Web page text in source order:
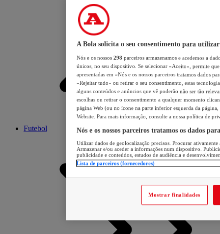
Futebol
A Bola solicita o seu consentimento para utilizar
Nós e os nossos 298 parceiros armazenamos e acedemos a
únicos, no seu dispositivo. Se selecionar «Aceito», permite
apresentadas em «Nós e os nossos parceiros tratamos dados
«Rejeitar tudo» ou retirar o seu consentimento, estas
alguns conteúdos e anúncios que vê poderão não ser tão
escolhas ou retirar o consentimento a qualquer momento
página Web (ou no ícone na parte inferior esquerda da página,
Website. Para mais informação, consulte a nossa política de
Nós e os nossos parceiros tratamos os dados
Utilizar dados de geolocalização precisos. Procurar
Armazenar e/ou aceder a informações num dispositivo.
publicidade e conteúdos, estudos de audiência e
Lista de parceiros (fornecedores)
Mostrar finalidades